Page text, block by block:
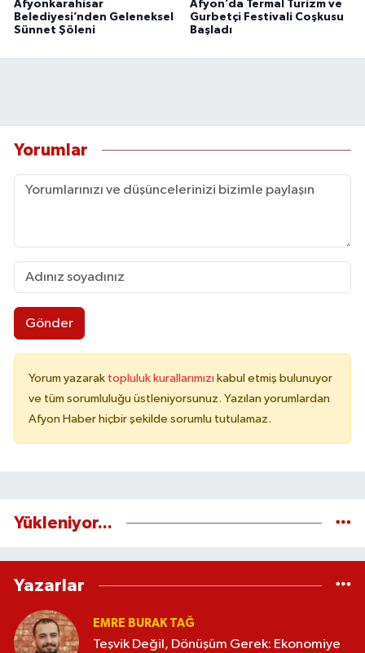
Afyonkarahisar
Belediyesi’nden Geleneksel
Sünnet Şöleni
Afyon’da Termal Turizm ve
Gurbetçi Festivali Coşkusu
Başladı
Yorumlar
Gönder
Yorum yazarak topluluk kurallarımızı kabul etmiş bulunuyor
ve tüm sorumluluğu üstleniyorsunuz. Yazılan yorumlardan
Afyon Haber hiçbir şekilde sorumlu tutulamaz.
Yükleniyor...
Yazarlar
EMRE BURAK TAĞ
Teşvik Değil, Dönüşüm Gerek: Ekonomiye